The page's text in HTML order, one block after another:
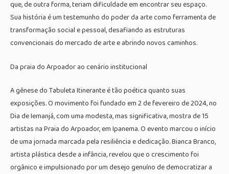
que, de outra forma, teriam dificuldade em encontrar seu espaço.
Sua história é um testemunho do poder da arte como ferramenta de
transformação social e pessoal, desafiando as estruturas
convencionais do mercado de arte e abrindo novos caminhos.
Da praia do Arpoador ao cenário institucional
A gênese do Tabuleta Itinerante é tão poética quanto suas
exposições. O movimento foi fundado em 2 de fevereiro de 2024, no
Dia de Iemanjá, com uma modesta, mas significativa, mostra de 15
artistas na Praia do Arpoador, em Ipanema. O evento marcou o início
de uma jornada marcada pela resiliência e dedicação. Bianca Branco,
artista plástica desde a infância, revelou que o crescimento foi
orgânico e impulsionado por um desejo genuíno de democratizar a